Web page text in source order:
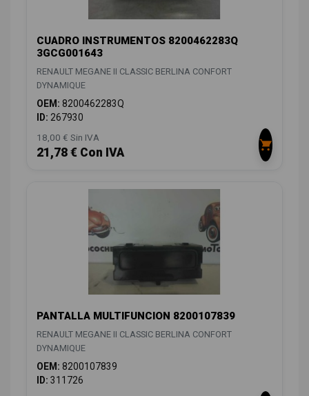
CUADRO INSTRUMENTOS 8200462283Q
3GCG001643
RENAULT MEGANE II CLASSIC BERLINA CONFORT
DYNAMIQUE
OEM: 8200462283Q
ID: 267930
18,00 € Sin IVA
21,78 € Con IVA
PANTALLA MULTIFUNCION 8200107839
RENAULT MEGANE II CLASSIC BERLINA CONFORT
DYNAMIQUE
OEM: 8200107839
ID: 311726